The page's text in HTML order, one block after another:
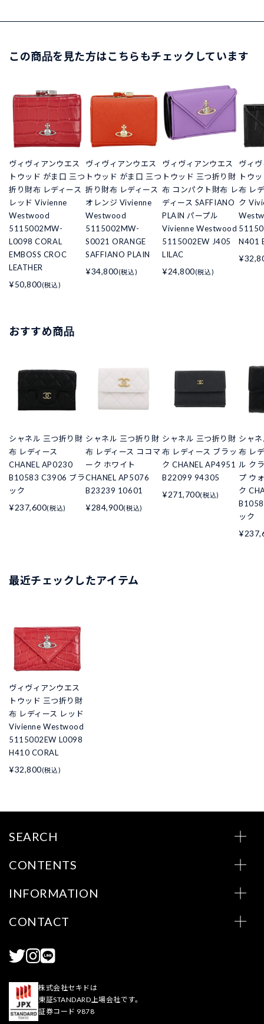
この商品を見た方はこちらもチェックしています
ヴィヴィアンウエス
トウッド がま口 三つ
折り財布 レディース
レッド Vivienne
Westwood
5115002MW-
L0098 CORAL
EMBOSS CROC
LEATHER
¥50,800(税込)
ヴィヴィアンウエス
トウッド がま口 三つ
折り財布 レディース
オレンジ Vivienne
Westwood
5115002MW-
S0021 ORANGE
SAFFIANO PLAIN
¥34,800(税込)
ヴィヴィアンウエス
トウッド 三つ折り財
布 コンパクト財布 レ
ディース SAFFIANO
PLAIN パープル
Vivienne Westwood
5115002EW J405
LILAC
¥24,800(税込)
ヴィ
トウ
布 レ
ク
N401
おすすめ商品
シャネル 三つ折り財
布 レディース
CHANEL AP0230
B10583 C3906 ブラ
ック
¥237,600(税込)
シャネル 三つ折り財
布 レディース ココマ
ーク ホワイト
CHANEL AP5076
B23239 10601
¥284,900(税込)
シャネル 三つ折り財
布 レディース ブラッ
ク CHANEL AP4951
B22099 94305
¥271,700(税込)
シャ
布 レ
ル ク
プ ウ
ク
ック
最近チェックしたアイテム
ヴィヴィアンウエス
トウッド 三つ折り財
布 レディース レッド
Vivienne Westwood
5115002EW L0098
H410 CORAL
¥32,800(税込)
SEARCH
CONTENTS
INFORMATION
CONTACT
株式会社セキドは
東証STANDARD上場会社です。
証券コード 9878